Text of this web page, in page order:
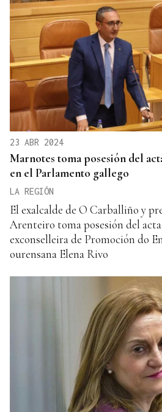
23 ABR 2024
Marnotes toma posesión del
en el Parlamento gallego
LA REGIÓN
El exalcalde de O Carballiño y
Arenteiro toma posesión del
exconselleira de Promoción do
ourensana Elena Rivo